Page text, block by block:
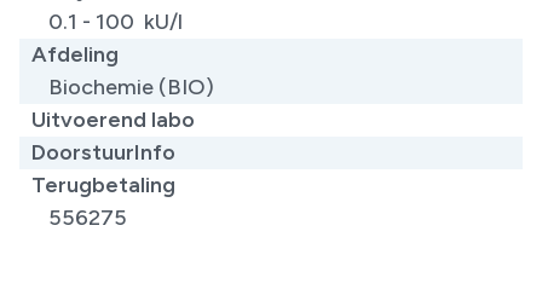
0.1 - 100 kU/l
Afdeling
Biochemie (BIO)
Uitvoerend labo
DoorstuurInfo
Terugbetaling
556275